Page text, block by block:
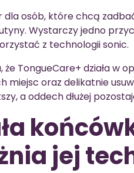
osób, które chcą
Wystarczy jedno
z technologii sonic.
TongueCare+ działa w
miejsc oraz delikatnie
a oddech dłużej
jej